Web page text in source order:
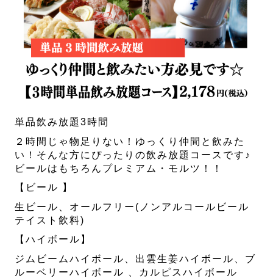
単品飲み放題3時間
２時間じゃ物足りない！ゆっくり仲間と飲みた
い！そんな方にぴったりの飲み放題コースです♪
ビールはもちろんプレミアム・モルツ！！
【ビール 】
生ビール、オールフリー(ノンアルコールビール
テイスト飲料)
【ハイボール】
ジムビームハイボール、出雲生姜ハイボール、ブ
ルーベリーハイボール 、カルピスハイボール